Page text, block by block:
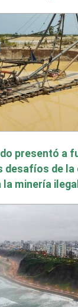
presentó a
desafíos de
minería ilegal